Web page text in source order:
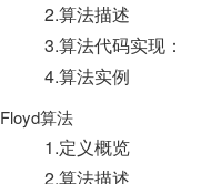
2.算法描述
3.算法代码实现：
4.算法实例
Floyd算法
1.定义概览
2.算法描述